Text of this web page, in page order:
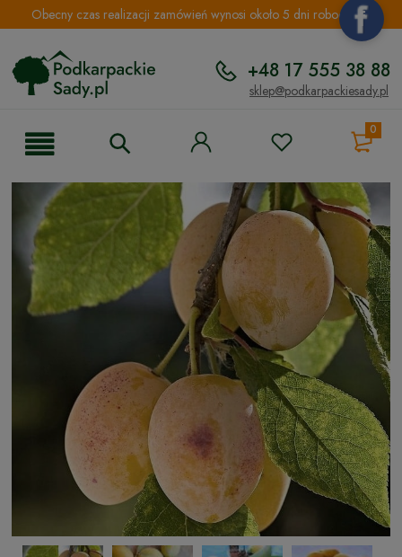
Obecny czas realizacji zamówień wynosi około 5 dni roboczych.
+48 17 555 38 88
sklep@podkarpackiesady.pl
0